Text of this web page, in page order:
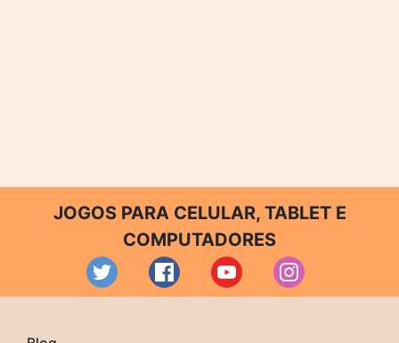
JOGOS PARA CELULAR, TABLET E
COMPUTADORES